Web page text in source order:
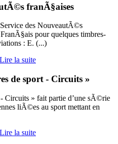
franÃ§aises
des NouveautÃ©s
pour quelques timbres-
: E. (...)
Lire la suite
de sport - Circuits »
Circuits » fait partie d’une sÃ©rie
liÃ©es au sport mettant en
Lire la suite